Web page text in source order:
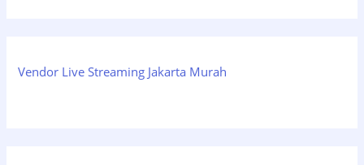
Vendor Live Streaming Jakarta Murah